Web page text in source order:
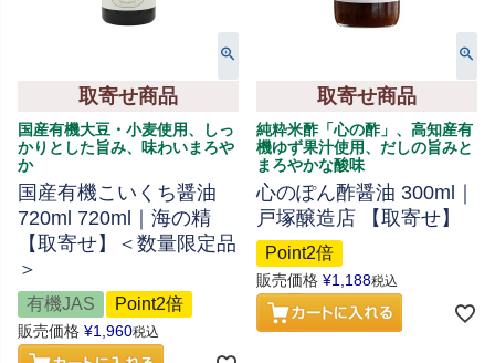
取寄せ商品
国産有機大豆・小麦使用、しっ
かりとした旨み、味わいまろや
か
国産有機こいくち醤油
720ml 720ml｜海の精
【取寄せ】＜数量限定品
＞
有機JAS Point2倍
販売価格 ¥1,960税込
取寄せ商品
純粋米酢「心の酢」、高知産有
機ゆず果汁使用、だしの旨みと
まろやかな酸味
心のぽん酢醤油 300ml｜
戸塚醸造店 【取寄せ】
Point2倍
販売価格 ¥1,188税込